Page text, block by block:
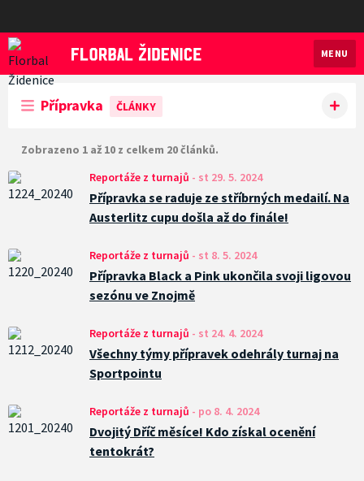
Florbal Židenice
MENU
Přípravka ČLÁNKY
Zobrazeno 1 až 10 z celkem 20 článků.
Reportáže z turnajů - st 29. 5. 2024
Přípravka se raduje ze stříbrných medailí. Na
Austerlitz cupu došla až do finále!
Reportáže z turnajů - st 8. 5. 2024
Přípravka Black a Pink ukončila svoji ligovou
sezónu ve Znojmě
Reportáže z turnajů - st 24. 4. 2024
Všechny týmy přípravek odehrály turnaj na
Sportpointu
Reportáže z turnajů - po 8. 4. 2024
Dvojitý Dříč měsíce! Kdo získal ocenění
tentokrát?